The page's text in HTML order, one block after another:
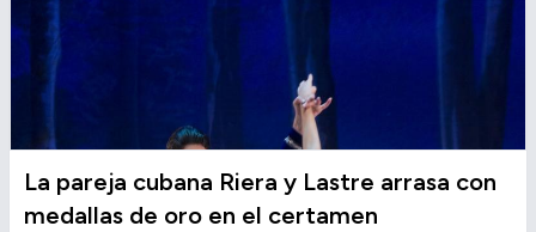
La pareja cubana Riera y Lastre arrasa con
medallas de oro en el certamen